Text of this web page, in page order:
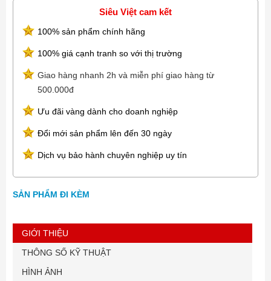
Siêu Việt cam kết
100% sản phẩm chính hãng
100% giá cạnh tranh so với thị trường
Giao hàng nhanh 2h và miễn phí giao hàng từ
500.000đ
Ưu đãi vàng dành cho doanh nghiệp
Đổi mới sản phẩm lên đến 30 ngày
Dịch vụ bảo hành chuyên nghiệp uy tín
SẢN PHẨM ĐI KÈM
GIỚI THIỆU
THÔNG SỐ KỸ THUẬT
HÌNH ẢNH